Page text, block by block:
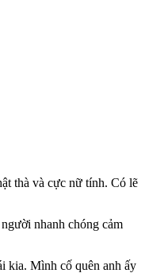
thà và cực nữ tính. Có lẽ
nhanh chóng cảm
kia. Mình cố quên anh ấy